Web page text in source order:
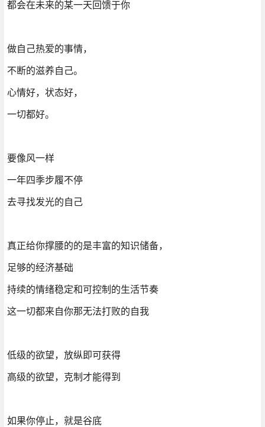
都会在未来的某一天回馈于你
做自己热爱的事情，
不断的滋养自己。
心情好，状态好，
一切都好。
要像风一样
一年四季步履不停
去寻找发光的自己
真正给你撑腰的的是丰富的知识储备，
足够的经济基础
持续的情绪稳定和可控制的生活节奏
这一切都来自你那无法打败的自我
低级的欲望，放纵即可获得
高级的欲望，克制才能得到
如果你停止，就是谷底